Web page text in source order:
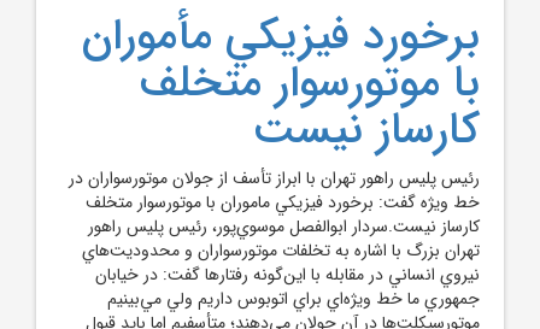
برخورد فيزيکي مأموران
با موتورسوار متخلف
کارساز نيست
رئيس پليس راهور تهران با ابراز تأسف از جولان موتورسواران در
خط ويژه گفت: برخورد فيزيکي ماموران با موتورسوار متخلف
کارساز نيست.سردار ابوالفصل موسوي‌پور، رئيس پليس راهور
تهران بزرگ با اشاره به تخلفات موتورسواران و محدوديت‌هاي
نيروي انساني در مقابله با اين‌گونه رفتارها گفت: در خيابان
جمهوري ما خط ويژه‌اي براي اتوبوس داريم ولي مي‌بينيم
موتورسيکلت‌ها در آن جولان مي‌دهند؛ متأسفيم اما بايد قبول